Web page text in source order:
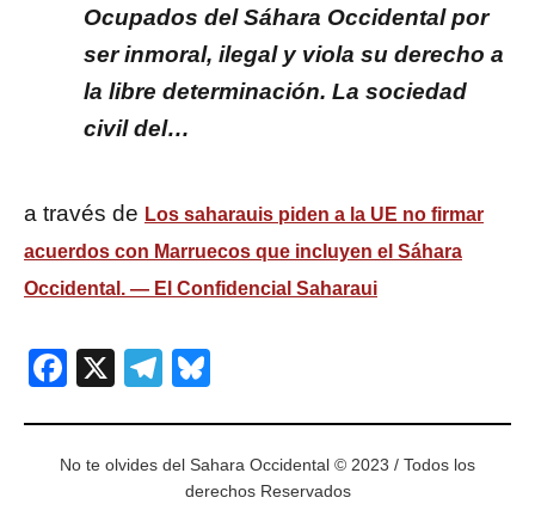
Ocupados del Sáhara Occidental por
ser inmoral, ilegal y viola su derecho a
la libre determinación. La sociedad
civil del…
a través de Los saharauis piden a la UE no firmar
acuerdos con Marruecos que incluyen el Sáhara
Occidental. — El Confidencial Saharaui
Facebook
X Telegram
No te olvides del Sahara Occidental © 2023 / Todos los
derechos Reservados